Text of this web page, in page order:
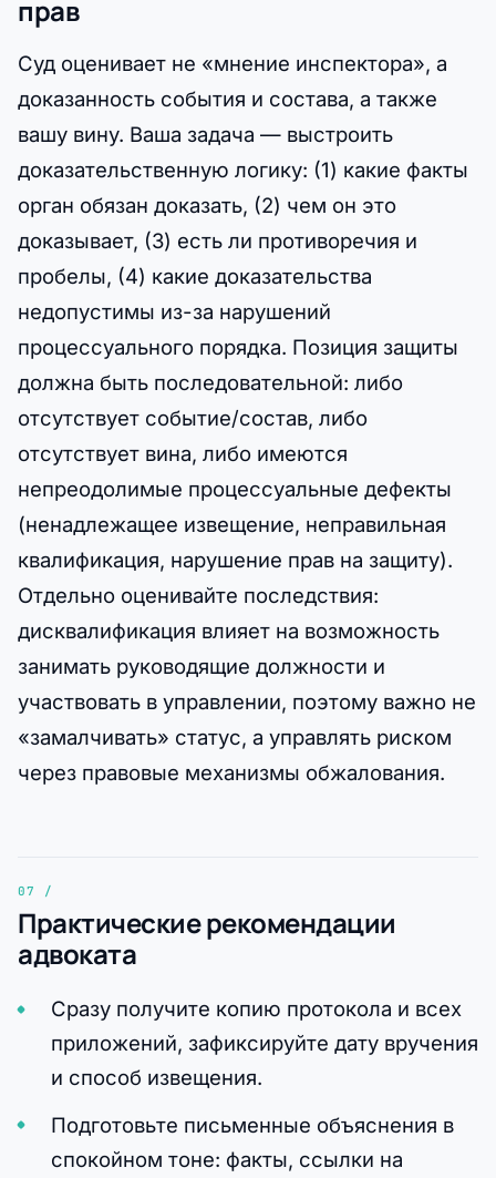
прав
Суд оценивает не «мнение инспектора», а
доказанность события и состава, а также
вашу вину. Ваша задача — выстроить
доказательственную логику: (1) какие факты
орган обязан доказать, (2) чем он это
доказывает, (3) есть ли противоречия и
пробелы, (4) какие доказательства
недопустимы из-за нарушений
процессуального порядка. Позиция защиты
должна быть последовательной: либо
отсутствует событие/состав, либо
отсутствует вина, либо имеются
непреодолимые процессуальные дефекты
(ненадлежащее извещение, неправильная
квалификация, нарушение прав на защиту).
Отдельно оценивайте последствия:
дисквалификация влияет на возможность
занимать руководящие должности и
участвовать в управлении, поэтому важно не
«замалчивать» статус, а управлять риском
через правовые механизмы обжалования.
Практические рекомендации
адвоката
Сразу получите копию протокола и всех
приложений, зафиксируйте дату вручения
и способ извещения.
Подготовьте письменные объяснения в
спокойном тоне: факты, ссылки на